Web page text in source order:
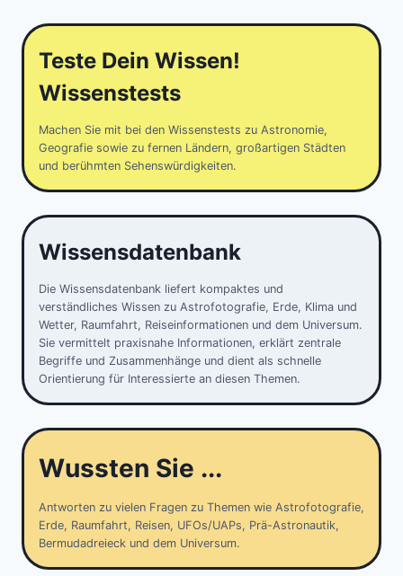
Teste Dein Wissen!
Wissenstests
Machen Sie mit bei den Wissenstests zu Astronomie,
Geografie sowie zu fernen Ländern, großartigen Städten
und berühmten Sehenswürdigkeiten.
Wissensdatenbank
Die Wissensdatenbank liefert kompaktes und
verständliches Wissen zu Astrofotografie, Erde, Klima und
Wetter, Raumfahrt, Reiseinformationen und dem Universum.
Sie vermittelt praxisnahe Informationen, erklärt zentrale
Begriffe und Zusammenhänge und dient als schnelle
Orientierung für Interessierte an diesen Themen.
Wussten Sie ...
Antworten zu vielen Fragen zu Themen wie Astrofotografie,
Erde, Raumfahrt, Reisen, UFOs/UAPs, Prä-Astronautik,
Bermudadreieck und dem Universum.